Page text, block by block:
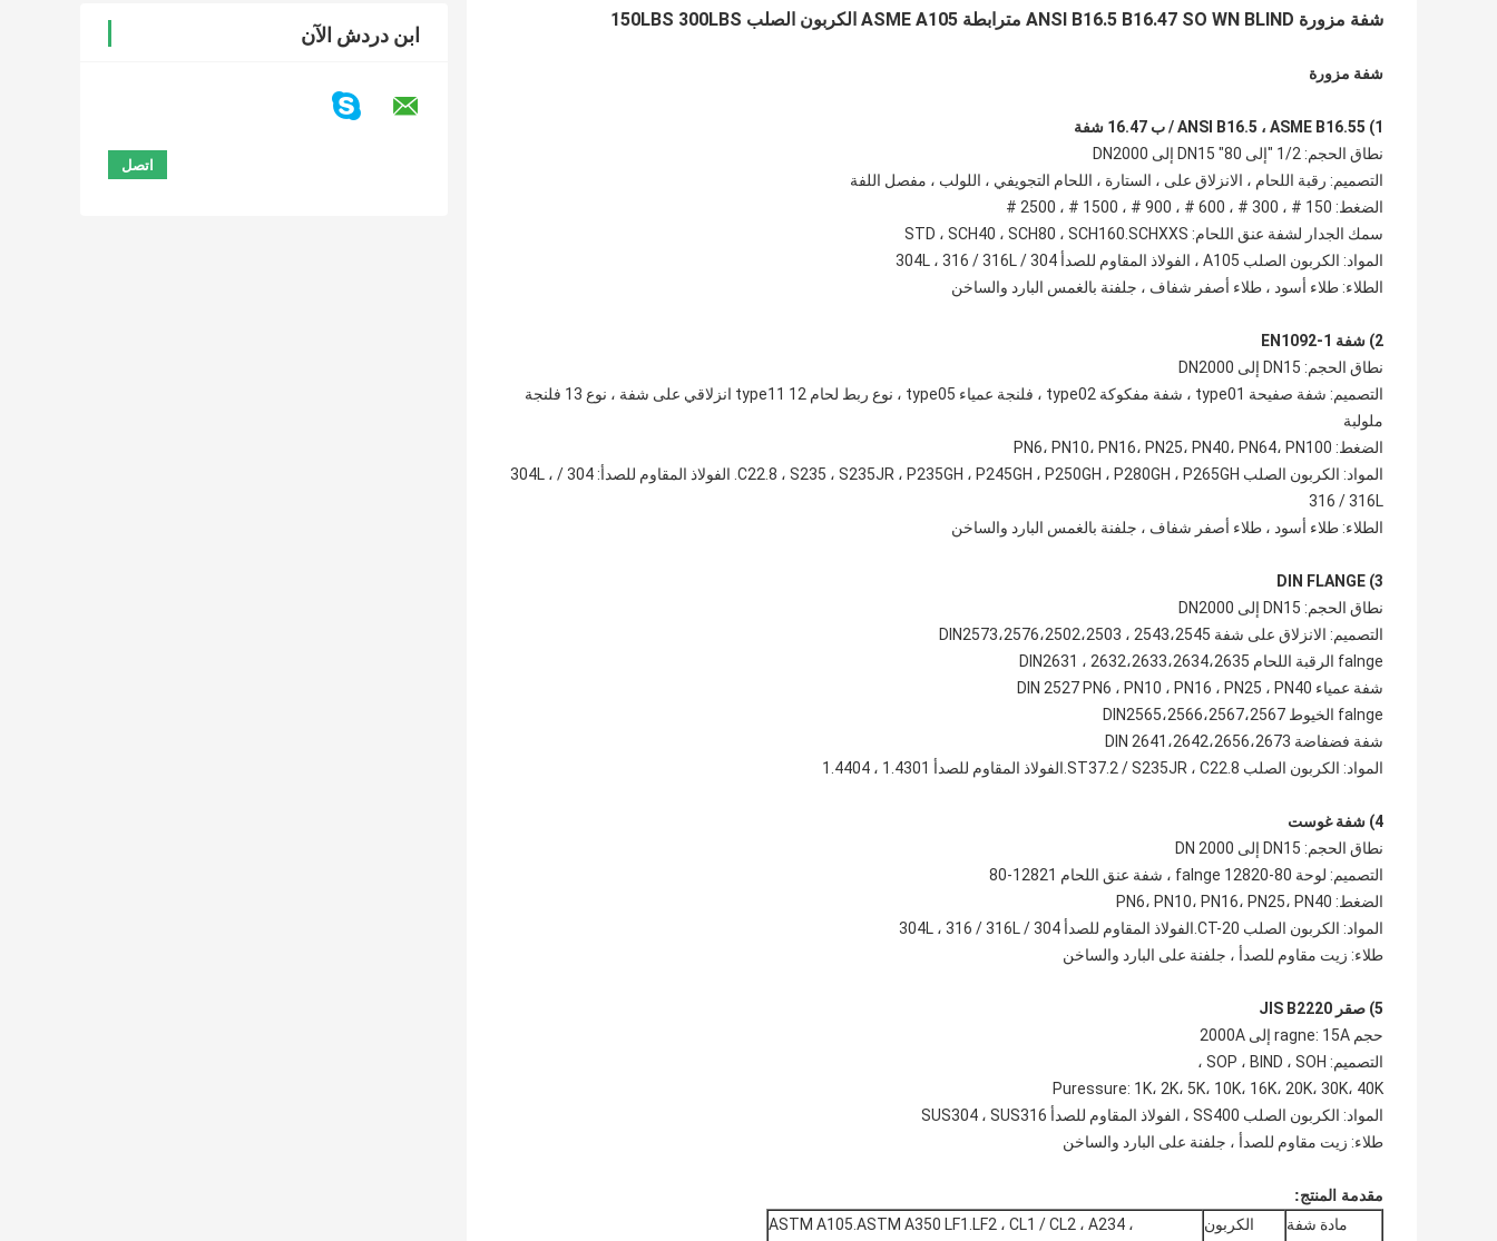
ابن دردش الآن
شفة مزورة ANSI B16.5 B16.47 SO WN BLIND مترابطة ASME A105 الكربون الصلب 150LBS 300LBS
شفة مزورة
1) ANSI B16.5 ، ASME B16.5 5 / ب 16.47
شفة
نطاق الحجم: 1/2 "إلى 80" DN15 إلى DN2000
التصميم: رقبة اللحام ، الانزلاق على ، الستارة ، اللحام التجويفي ، اللولب ، مفصل اللفة
الضغط: 150 # ، 300 # ، 600 # ، 900 # ، 1500 # ، 2500 #
سمك الجدار لشفة عنق اللحام: STD ، SCH40 ، SCH80 ، SCH160.SCHXXS
المواد: الكربون الصلب A105 ، الفولاذ المقاوم للصدأ 304 / 304L ، 316 / 316L
الطلاء: طلاء أسود ، طلاء أصفر شفاف ، جلفنة بالغمس البارد والساخن
2) شفة EN1092-1
نطاق الحجم: DN15 إلى DN2000
التصميم: شفة صفيحة type01 ، شفة مفكوكة type02 ، فلنجة عمياء type05 ، نوع ربط لحام type11 12 انزلاقي على شفة ، نوع 13 فلنجة
ملولبة
الضغط: PN6، PN10، PN16، PN25، PN40، PN64، PN100
المواد: الكربون الصلب C22.8 ، S235 ، S235JR ، P235GH ، P245GH ، P250GH ، P280GH ، P265GH. الفولاذ المقاوم للصدأ: 304 / 304L ،
316 / 316L
الطلاء: طلاء أسود ، طلاء أصفر شفاف ، جلفنة بالغمس البارد والساخن
3) DIN FLANGE
نطاق الحجم: DN15 إلى DN2000
التصميم: الانزلاق على شفة DIN2573،2576،2502،2503 ، 2543،2545
falnge الرقبة اللحام DIN2631 ، 2632،2633،2634،2635
شفة عمياء DIN 2527 PN6 ، PN10 ، PN16 ، PN25 ، PN40
falnge الخيوط DIN2565،2566،2567،2567
شفة فضفاضة DIN 2641،2642،2656،2673
المواد: الكربون الصلب ST37.2 / S235JR ، C22.8.الفولاذ المقاوم للصدأ 1.4301 ، 1.4404
4) شفة غوست
نطاق الحجم: DN15 إلى DN 2000
التصميم: لوحة falnge 12820-80 ، شفة عنق اللحام 12821-80
الضغط: PN6، PN10، PN16، PN25، PN40
المواد: الكربون الصلب CT-20.الفولاذ المقاوم للصدأ 304 / 304L ، 316 / 316L
طلاء: زيت مقاوم للصدأ ، جلفنة على البارد والساخن
5) صقر JIS B2220
حجم ragne: 15A إلى 2000A
التصميم: SOP ، BIND ، SOH ،
Puressure: 1K، 2K، 5K، 10K، 16K، 20K، 30K، 40K
المواد: الكربون الصلب SS400 ، الفولاذ المقاوم للصدأ SUS304 ، SUS316
طلاء: زيت مقاوم للصدأ ، جلفنة على البارد والساخن
مقدمة المنتج:
مادة شفة
الكربون
ASTM A105.ASTM A350 LF1.LF2 ، CL1 / CL2 ، A234 ،